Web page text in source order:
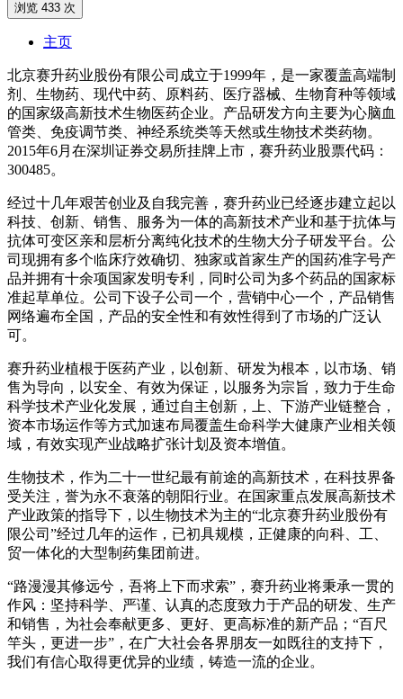
浏览 433 次
主页
北京赛升药业股份有限公司成立于1999年，是一家覆盖高端制
剂、生物药、现代中药、原料药、医疗器械、生物育种等领域
的国家级高新技术生物医药企业。产品研发方向主要为心脑血
管类、免疫调节类、神经系统类等天然或生物技术类药物。
2015年6月在深圳证券交易所挂牌上市，赛升药业股票代码：
300485。
经过十几年艰苦创业及自我完善，赛升药业已经逐步建立起以
科技、创新、销售、服务为一体的高新技术产业和基于抗体与
抗体可变区亲和层析分离纯化技术的生物大分子研发平台。公
司现拥有多个临床疗效确切、独家或首家生产的国药准字号产
品并拥有十余项国家发明专利，同时公司为多个药品的国家标
准起草单位。公司下设子公司一个，营销中心一个，产品销售
网络遍布全国，产品的安全性和有效性得到了市场的广泛认
可。
赛升药业植根于医药产业，以创新、研发为根本，以市场、销
售为导向，以安全、有效为保证，以服务为宗旨，致力于生命
科学技术产业化发展，通过自主创新，上、下游产业链整合，
资本市场运作等方式加速布局覆盖生命科学大健康产业相关领
域，有效实现产业战略扩张计划及资本增值。
生物技术，作为二十一世纪最有前途的高新技术，在科技界备
受关注，誉为永不衰落的朝阳行业。在国家重点发展高新技术
产业政策的指导下，以生物技术为主的“北京赛升药业股份有
限公司”经过几年的运作，已初具规模，正健康的向科、工、
贸一体化的大型制药集团前进。
“路漫漫其修远兮，吾将上下而求索”，赛升药业将秉承一贯的
作风：坚持科学、严谨、认真的态度致力于产品的研发、生产
和销售，为社会奉献更多、更好、更高标准的新产品；“百尺
竿头，更进一步”，在广大社会各界朋友一如既往的支持下，
我们有信心取得更优异的业绩，铸造一流的企业。